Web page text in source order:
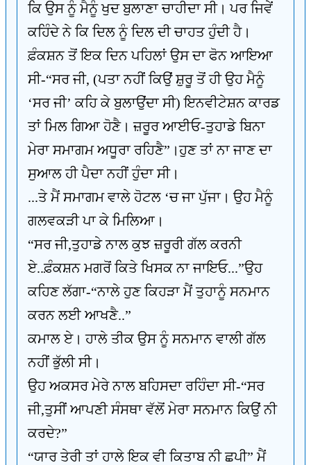
ਕਿ ਉਸ ਨੂੰ ਮੈਨੂੰ ਖੁਦ ਬੁਲਾਣਾ ਚਾਹੀਦਾ ਸੀ। ਪਰ ਜਿਵੇਂ
ਕਹਿੰਦੇ ਨੇ ਕਿ ਦਿਲ ਨੂੰ ਦਿਲ ਦੀ ਚਾਹਤ ਹੁੰਦੀ ਹੈ।
ਫ਼ੰਕਸ਼ਨ ਤੋਂ ਇਕ ਦਿਨ ਪਹਿਲਾਂ ਉਸ ਦਾ ਫੋਨ ਆਇਆ
ਸੀ-“ਸਰ ਜੀ, (ਪਤਾ ਨਹੀਂ ਕਿਉਂ ਸ਼ੁਰੂ ਤੋਂ ਹੀ ਉਹ ਮੈਨੂੰ
‘ਸਰ ਜੀ’ ਕਹਿ ਕੇ ਬੁਲਾਉਂਦਾ ਸੀ) ਇਨਵੀਟੇਸ਼ਨ ਕਾਰਡ
ਤਾਂ ਮਿਲ ਗਿਆ ਹੋਣੈ। ਜ਼ਰੂਰ ਆਈਓ-ਤੁਹਾਡੇ ਬਿਨਾ
ਮੇਰਾ ਸਮਾਗਮ ਅਧੂਰਾ ਰਹਿਣੈ”।ਹੁਣ ਤਾਂ ਨਾ ਜਾਣ ਦਾ
ਸੁਆਲ ਹੀ ਪੈਦਾ ਨਹੀਂ ਹੁੰਦਾ ਸੀ।
...ਤੇ ਮੈਂ ਸਮਾਗਮ ਵਾਲੇ ਹੋਟਲ ‘ਚ ਜਾ ਪੁੱਜਾ। ਉਹ ਮੈਨੂੰ
ਗਲਵਕੜੀ ਪਾ ਕੇ ਮਿਲਿਆ।
“ਸਰ ਜੀ,ਤੁਹਾਡੇ ਨਾਲ ਕੁਝ ਜ਼ਰੂਰੀ ਗੱਲ ਕਰਨੀ
ਏ..ਫ਼ੰਕਸ਼ਨ ਮਗਰੋਂ ਕਿਤੇ ਖਿਸਕ ਨਾ ਜਾਇਓ...”ਉਹ
ਕਹਿਣ ਲੱਗਾ-“ਨਾਲੇ ਹੁਣ ਕਿਹੜਾ ਮੈਂ ਤੁਹਾਨੂੰ ਸਨਮਾਨ
ਕਰਨ ਲਈ ਆਖਣੈ..”
ਕਮਾਲ ਏ। ਹਾਲੇ ਤੀਕ ਉਸ ਨੂੰ ਸਨਮਾਨ ਵਾਲੀ ਗੱਲ
ਨਹੀਂ ਭੁੱਲੀ ਸੀ।
ਉਹ ਅਕਸਰ ਮੇਰੇ ਨਾਲ ਬਹਿਸਦਾ ਰਹਿੰਦਾ ਸੀ-“ਸਰ
ਜੀ,ਤੁਸੀਂ ਆਪਣੀ ਸੰਸਥਾ ਵੱਲੋਂ ਮੇਰਾ ਸਨਮਾਨ ਕਿਉਂ ਨੀ
ਕਰਦੇ?”
“ਯਾਰ ਤੇਰੀ ਤਾਂ ਹਾਲੇ ਇਕ ਵੀ ਕਿਤਾਬ ਨੀ ਛਪੀ” ਮੈਂ